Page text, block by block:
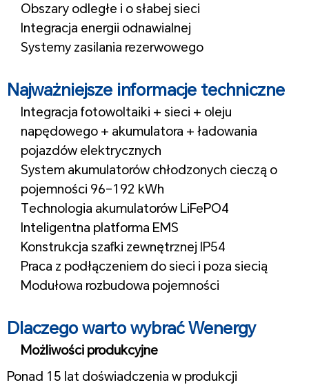
Obszary odległe i o słabej sieci
Integracja energii odnawialnej
Systemy zasilania rezerwowego
Najważniejsze informacje techniczne
Integracja fotowoltaiki + sieci + oleju
napędowego + akumulatora + ładowania
pojazdów elektrycznych
System akumulatorów chłodzonych cieczą o
pojemności 96–192 kWh
Technologia akumulatorów LiFePO4
Inteligentna platforma EMS
Konstrukcja szafki zewnętrznej IP54
Praca z podłączeniem do sieci i poza siecią
Modułowa rozbudowa pojemności
Dlaczego warto wybrać Wenergy
Możliwości produkcyjne
Ponad 15 lat doświadczenia w produkcji